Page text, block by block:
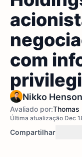
com
Nikko Henson
Avaliado por:Thomas
Última atualização Dec
Compartilhar